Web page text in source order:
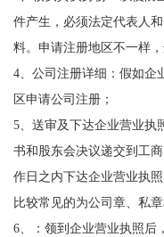
件产生，必须法定代表人
料。申请注册地区不一样
4、公司注册详细：假如企
区申请公司注册；
5、送审及下达企业营业执
书和股东会决议递交到工
作日之内下达企业营业执
比较常见的为公司章、私章
6、：领到企业营业执照后